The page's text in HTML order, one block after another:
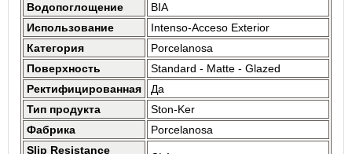
Водопоглощение
BIA
Использование
Intenso-Acceso Exterior
Категория
Porcelanosa
Поверхность
Standard - Matte - Glazed
Ректифицированная
Да
Тип продукта
Ston-Ker
Фабрика
Porcelanosa
Slip Resistance